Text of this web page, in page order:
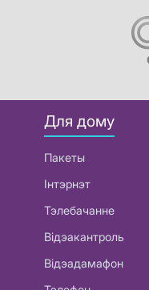
Для дому
Пакеты
Інтэрнэт
Тэлебачанне
Відэакантроль
Відэадамафон